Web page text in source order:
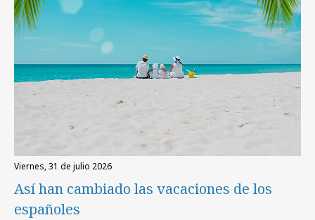
viernes, 31 de julio 2026
Así han cambiado las vacaciones de los
españoles